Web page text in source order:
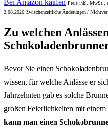
Bei Amazon kaufen Preis inkl. MwSt.,
2.08.2026 Zwischenzeitliche Änderungen /
Zu welchen
Bevor Sie einen
wissen, für welche Anlässe er
Jahrzehnten gab es solche
großen Feierlichkeiten mit einem
kann man einen